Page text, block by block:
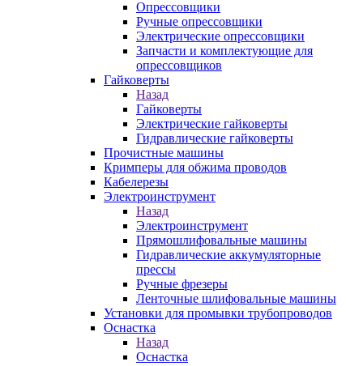
Опрессовщики
Ручные опрессовщики
Электрические опрессовщики
Запчасти и комплектующие для
опрессовщиков
Гайковерты
Назад
Гайковерты
Электрические гайковерты
Гидравлические гайковерты
Прочистные машины
Кримперы для обжима проводов
Кабелерезы
Электроинструмент
Назад
Электроинструмент
Прямошлифовальные машины
Гидравлические аккумуляторные
прессы
Ручные фрезеры
Ленточные шлифовальные машины
Установки для промывки трубопроводов
Оснастка
Назад
Оснастка